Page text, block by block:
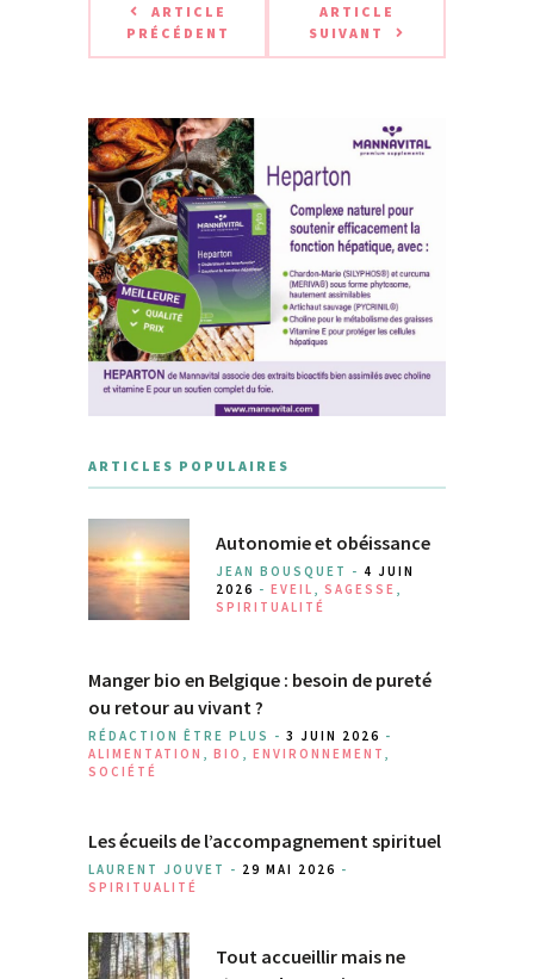
ARTICLE
PRÉCÉDENT
ARTICLE
SUIVANT
ARTICLES POPULAIRES
Autonomie et obéissance
JEAN BOUSQUET - 4 JUIN
2026 - EVEIL SAGESSE
SPIRITUALITÉ
Manger bio en Belgique : besoin de pureté
ou retour au vivant ?
RÉDACTION ÊTRE PLUS - 3 JUIN 2026 -
ALIMENTATION
BIO ENVIRONNEMENT
SOCIÉTÉ
Les écueils de l’accompagnement spirituel
LAURENT JOUVET - 29 MAI 2026 -
SPIRITUALITÉ
Tout accueillir mais ne